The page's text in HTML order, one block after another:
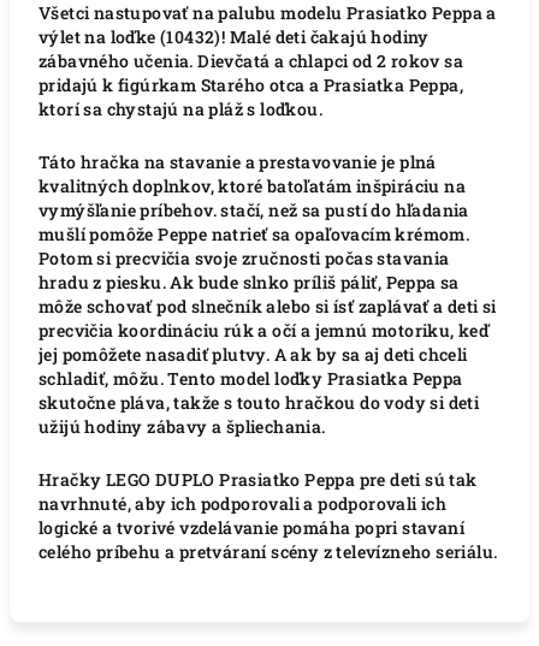
Všetci nastupovať na palubu modelu Prasiatko Peppa a
výlet na loďke (10432)! Malé deti čakajú hodiny
zábavného učenia. Dievčatá a chlapci od 2 rokov sa
pridajú k figúrkam Starého otca a Prasiatka Peppa,
ktorí sa chystajú na pláž s loďkou.
Táto hračka na stavanie a prestavovanie je plná
kvalitných doplnkov, ktoré batoľatám inšpiráciu na
vymýšľanie príbehov. stačí, než sa pustí do hľadania
mušlí pomôže Peppe natrieť sa opaľovacím krémom.
Potom si precvičia svoje zručnosti počas stavania
hradu z piesku. Ak bude slnko príliš páliť, Peppa sa
môže schovať pod slnečník alebo si ísť zaplávať a deti si
precvičia koordináciu rúk a očí a jemnú motoriku, keď
jej pomôžete nasadiť plutvy. A ak by sa aj deti chceli
schladiť, môžu. Tento model loďky Prasiatka Peppa
skutočne pláva, takže s touto hračkou do vody si deti
užijú hodiny zábavy a špliechania.
Hračky LEGO DUPLO Prasiatko Peppa pre deti sú tak
navrhnuté, aby ich podporovali a podporovali ich
logické a tvorivé vzdelávanie pomáha popri stavaní
celého príbehu a pretváraní scény z televízneho seriálu.